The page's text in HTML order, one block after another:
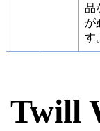
品
が
す
Twill